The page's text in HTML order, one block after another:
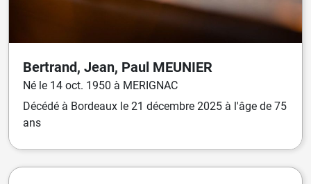
Bertrand, Jean, Paul MEUNIER
Né le 14 oct. 1950 à MERIGNAC
Décédé à Bordeaux le 21 décembre 2025 à l'âge de 75
ans